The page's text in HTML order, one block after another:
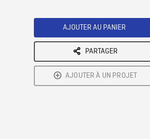
AJOUTER AU PANIER
PARTAGER
AJOUTER À UN PROJET